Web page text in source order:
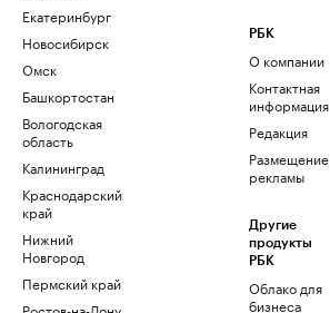
Екатеринбург
Новосибирск
Омск
Башкортостан
Вологодская
область
Калининград
Краснодарский
край
Нижний
Новгород
Пермский край
РБК
О компании
Контактная
информация
Редакция
Размещение
рекламы
Другие
продукты
РБК
Облако для
бизнеса